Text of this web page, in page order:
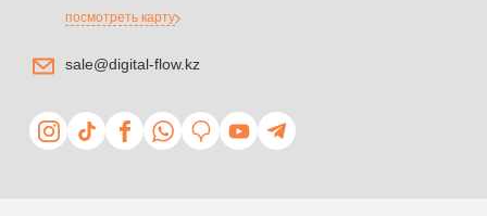
посмотреть карту
sale@digital-flow.kz